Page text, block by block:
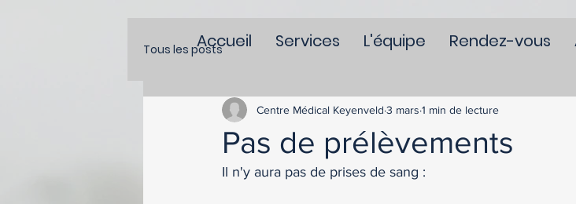
Accueil Services L'équipe Rendez-vous
Tous les posts
Pas de prélèvements
Centre Médical Keyenveld 3 mars 1 min de lecture
Il n'y aura pas de prises de sang :